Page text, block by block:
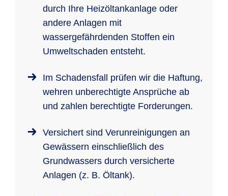
durch Ihre Heizöltankanlage oder
andere Anlagen mit
wassergefährdenden Stoffen ein
Umweltschaden entsteht.
Im Schadensfall prüfen wir die Haftung,
wehren unberechtigte Ansprüche ab
und zahlen berechtigte Forderungen.
Versichert sind Verunreinigungen an
Gewässern einschließlich des
Grundwassers durch versicherte
Anlagen (z. B. Öltank).